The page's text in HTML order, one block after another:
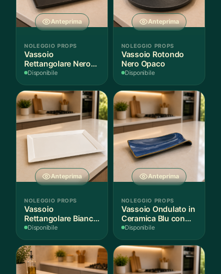
Anteprima
NOLEGGIO PROPS
Vassoio
Rettangolare Nero
Opaco
Disponibile
Anteprima
NOLEGGIO PROPS
Vassoio Rotondo
Nero Opaco
Disponibile
Anteprima
NOLEGGIO PROPS
Vassoio
Rettangolare Bianco
per Scenografie
Disponibile
Anteprima
NOLEGGIO PROPS
Vassoio Ondulato in
Ceramica Blu con
Bordo Dorato
Disponibile